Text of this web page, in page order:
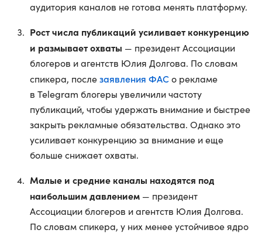
аудитория каналов не готова менять платформу.
Рост числа публикаций усиливает конкуренцию
и размывает охваты — президент Ассоциации
блогеров и агентств Юлия Долгова. По словам
спикера, послезаявления ФАСо рекламе
в Telegram блогеры увеличили частоту
публикаций, чтобы удержать внимание и быстрее
закрыть рекламные обязательства. Однако это
усиливает конкуренцию за внимание и еще
больше снижает охваты.
Малые и средние каналы находятся под
наибольшим давлением — президент
Ассоциации блогеров и агентств Юлия Долгова.
По словам спикера, у них менее устойчивое ядро